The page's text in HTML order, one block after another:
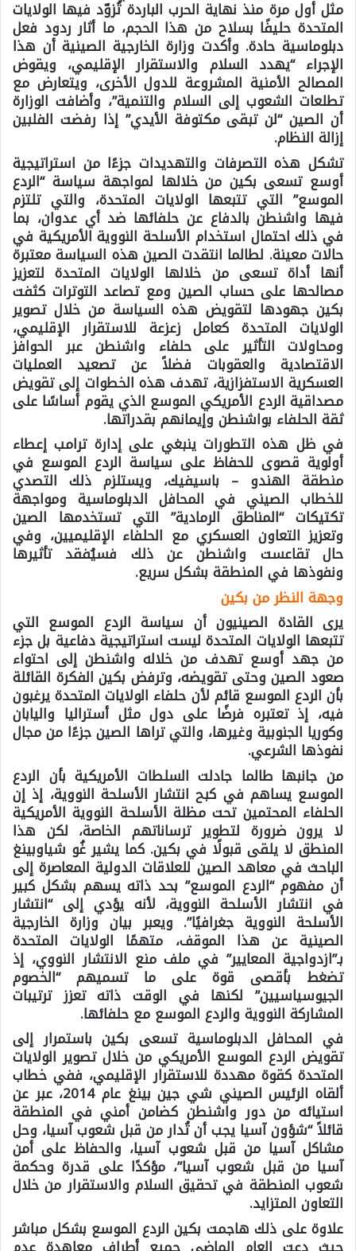
مثل أول مرة منذ نهاية الحرب الباردة تُزوّد فيها الولايات
المتحدة حليفًا بسلاح من هذا الحجم، ما أثار ردود فعل
دبلوماسية حادة. وأكدت وزارة الخارجية الصينية أن هذا
الإجراء “يهدد السلام والاستقرار الإقليمي، ويقوض
المصالح الأمنية المشروعة للدول الأخرى، ويتعارض مع
تطلعات الشعوب إلى السلام والتنمية”، وأضافت الوزارة
أن الصين “لن تبقى مكتوفة الأيدي” إذا رفضت الفلبين
إزالة النظام.
تشكل هذه التصرفات والتهديدات جزءًا من استراتيجية
أوسع تسعى بكين من خلالها لمواجهة سياسة “الردع
الموسع” التي تتبعها الولايات المتحدة، والتي تلتزم
فيها واشنطن بالدفاع عن حلفائها ضد أي عدوان، بما
في ذلك احتمال استخدام الأسلحة النووية الأمريكية في
حالات معينة. لطالما انتقدت الصين هذه السياسة معتبرة
أنها أداة تسعى من خلالها الولايات المتحدة لتعزيز
مصالحها على حساب الصين ومع تصاعد التوترات كثفت
بكين جهودها لتقويض هذه السياسة من خلال تصوير
الولايات المتحدة كعامل زعزعة للاستقرار الإقليمي،
ومحاولات التأثير على حلفاء واشنطن عبر الحوافز
الاقتصادية والعقوبات فضلاً عن تصعيد العمليات
العسكرية الاستفزازية، تهدف هذه الخطوات إلى تقويض
مصداقية الردع الأمريكي الموسع الذي يقوم أساسًا على
ثقة الحلفاء بواشنطن وإيمانهم بقدراتها.
في ظل هذه التطورات ينبغي على إدارة ترامب إعطاء
أولوية قصوى للحفاظ على سياسة الردع الموسع في
منطقة الهندو – باسيفيك، ويستلزم ذلك التصدي
للخطاب الصيني في المحافل الدبلوماسية ومواجهة
تكتيكات “المناطق الرمادية” التي تستخدمها الصين
وتعزيز التعاون العسكري مع الحلفاء الإقليميين، وفي
حال تقاعست واشنطن عن ذلك فسيُفقد تأثيرها
ونفوذها في المنطقة بشكل سريع.
وجهة النظر من بكين
يرى القادة الصينيون أن سياسة الردع الموسع التي
تتبعها الولايات المتحدة ليست استراتيجية دفاعية بل جزء
من جهد أوسع تهدف من خلاله واشنطن إلى احتواء
صعود الصين وحتى تقويضه، وترفض بكين الفكرة القائلة
بأن الردع الموسع قائم لأن حلفاء الولايات المتحدة يرغبون
فيه، إذ تعتبره فرضًا على دول مثل أستراليا واليابان
وكوريا الجنوبية وغيرها، والتي تراها الصين جزءًا من مجال
نفوذها الشرعي.
من جانبها طالما جادلت السلطات الأمريكية بأن الردع
الموسع يساهم في كبح انتشار الأسلحة النووية، إذ إن
الحلفاء المحتمين تحت مظلة الأسلحة النووية الأمريكية
لا يرون ضرورة لتطوير ترساناتهم الخاصة، لكن هذا
المنطق لا يلقى قبولًا في بكين. كما يشير غُو شياوبينغ
الباحث في معاهد الصين للعلاقات الدولية المعاصرة إلى
أن مفهوم “الردع الموسع” بحد ذاته يسهم بشكل كبير
في انتشار الأسلحة النووية، لأنه يؤدي إلى “انتشار
الأسلحة النووية جغرافيًا”. ويعبر بيان وزارة الخارجية
الصينية عن هذا الموقف، متهمًا الولايات المتحدة
بـ”ازدواجية المعايير” في ملف منع الانتشار النووي، إذ
تضغط بأقصى قوة على ما تسميهم “الخصوم
الجيوسياسيين” لكنها في الوقت ذاته تعزز ترتيبات
المشاركة النووية والردع الموسع مع حلفائها.
في المحافل الدبلوماسية تسعى بكين باستمرار إلى
تقويض الردع الموسع الأمريكي من خلال تصوير الولايات
المتحدة كقوة مهددة للاستقرار الإقليمي، ففي خطاب
ألقاه الرئيس الصيني شي جين بينغ عام 2014، عبر عن
استيائه من دور واشنطن كضامن أمني في المنطقة
قائلاً “شؤون آسيا يجب أن تُدار من قبل شعوب آسيا، وحل
مشاكل آسيا من قبل شعوب آسيا، والحفاظ على أمن
آسيا من قبل شعوب آسيا”، مؤكدًا على قدرة وحكمة
شعوب المنطقة في تحقيق السلام والاستقرار من خلال
التعاون المتزايد.
علاوة على ذلك هاجمت بكين الردع الموسع بشكل مباشر